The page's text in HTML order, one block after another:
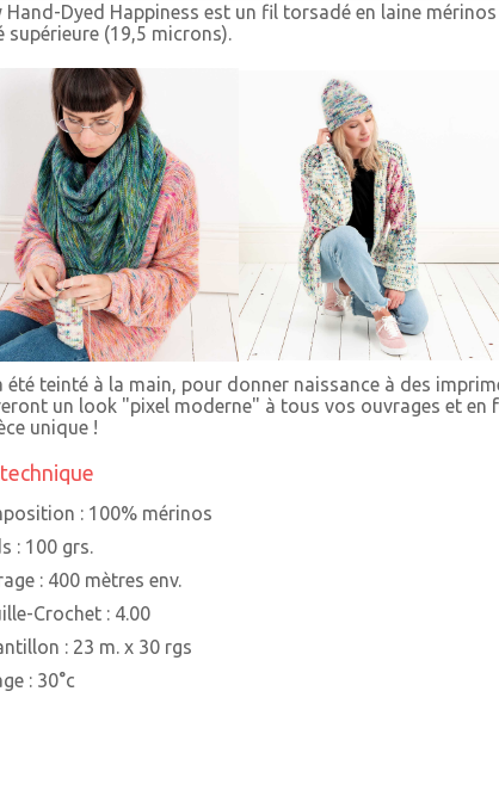
Hand-Dyed Happiness est un fil torsadé en laine
supérieure (19,5 microns).
été teinté à la main, pour donner naissance à des
un look "pixel moderne" à tous vos ouvrages et en
unique !
: 100% mérinos
: 100 grs.
: 400 mètres env.
Crochet : 4.00
: 23 m. x 30 rgs
: 30°c